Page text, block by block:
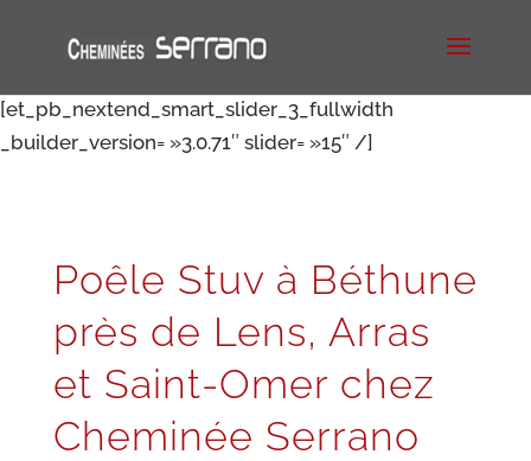
[et_pb_nextend_smart_slider_3_fullwidth
_builder_version= »3.0.71″ slider= »15″ /]
Poêle Stuv à Béthune
près de Lens, Arras
et Saint-Omer chez
Cheminée Serrano